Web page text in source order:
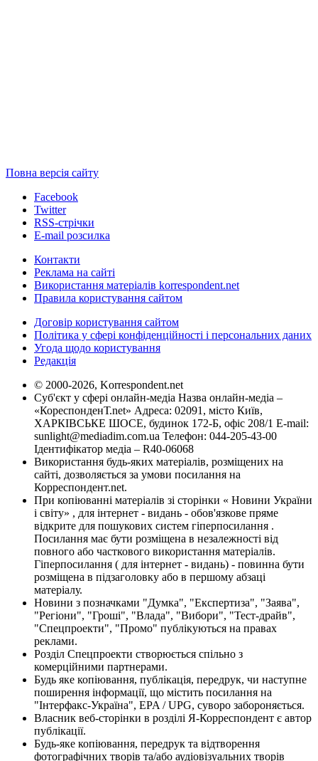
Повна версія сайту
Facebook
Twitter
RSS-стрічки
E-mail розсилка
Контакти
Реклама на сайті
Використання матеріалів korrespondent.net
Правила користування сайтом
Договір користування сайтом
Політика у сфері конфіденційності і персональних даних
Угода щодо користування
Редакція
© 2000-2026, Korrespondent.net
Суб'єкт у сфері онлайн-медіа Назва онлайн-медіа –
«КореспонденТ.net» Адреса: 02091, місто Київ,
ХАРКІВСЬКЕ ШОСЕ, будинок 172-Б, офіс 208/1 E-mail:
sunlight@mediadim.com.ua Телефон: 044-205-43-00
Ідентифікатор медіа – R40-06068
Використання будь-яких матеріалів, розміщених на
сайті, дозволяється за умови посилання на
Корреспондент.net.
При копіюванні матеріалів зі сторінки « Новини України
і світу» , для інтернет - видань - обов'язкове пряме
відкрите для пошукових систем гіперпосилання .
Посилання має бути розміщена в незалежності від
повного або часткового використання матеріалів.
Гіперпосилання ( для інтернет - видань) - повинна бути
розміщена в підзаголовку або в першому абзаці
матеріалу.
Новини з позначками "Думка", "Експертиза", "Заява",
"Регіони", "Гроші", "Влада", "Вибори", "Тест-драйв",
"Спецпроекти", "Промо" публікуються на правах
реклами.
Розділ Спецпроекти створюється спільно з
комерційними партнерами.
Будь яке копіювання, публікація, передрук, чи наступне
поширення інформації, що містить посилання на
"Інтерфакс-Україна", EPA / UPG, суворо забороняється.
Власник веб-сторінки в розділі Я-Корреспондент є автор
публікації.
Будь-яке копіювання, передрук та відтворення
фотографічних творів та/або аудіовізуальних творів